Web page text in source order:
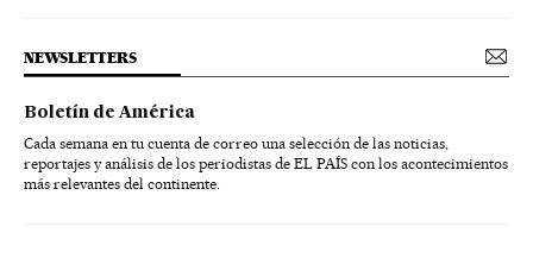
NEWSLETTERS
Boletín de América
Cada semana en tu cuenta de correo una selección de las noticias,
reportajes y análisis de los periodistas de EL PAÍS con los acontecimientos
más relevantes del continente.